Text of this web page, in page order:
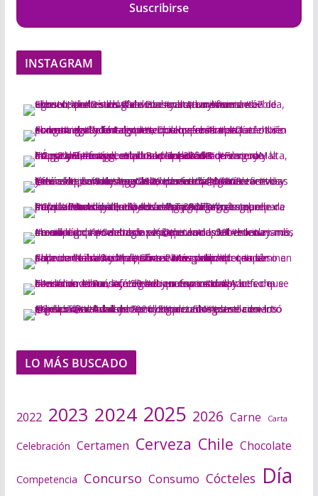
Suscribirse
INSTAGRAM
LO MÁS BUSCADO
2022 2023 2024 2025 2026 Carne Carta
Celebración Certamen Cerveza Chile Chocolate
Competencia Concurso Consumo Cócteles Día